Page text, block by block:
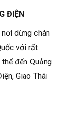
ĐIỆN
nơi dừng chân
với rất
đến Quảng
Giao Thái